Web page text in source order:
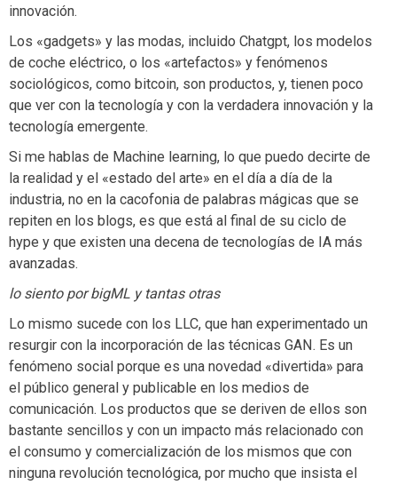
innovación.
Los «gadgets» y las modas, incluido Chatgpt, los modelos
de coche eléctrico, o los «artefactos» y fenómenos
sociológicos, como bitcoin, son productos, y, tienen poco
que ver con la tecnología y con la verdadera innovación y la
tecnología emergente.
Si me hablas de Machine learning, lo que puedo decirte de
la realidad y el «estado del arte» en el día a día de la
industria, no en la cacofonia de palabras mágicas que se
repiten en los blogs, es que está al final de su ciclo de
hype y que existen una decena de tecnologías de IA más
avanzadas.
lo siento por bigML y tantas otras
Lo mismo sucede con los LLC, que han experimentado un
resurgir con la incorporación de las técnicas GAN. Es un
fenómeno social porque es una novedad «divertida» para
el público general y publicable en los medios de
comunicación. Los productos que se deriven de ellos son
bastante sencillos y con un impacto más relacionado con
el consumo y comercialización de los mismos que con
ninguna revolución tecnológica, por mucho que insista el